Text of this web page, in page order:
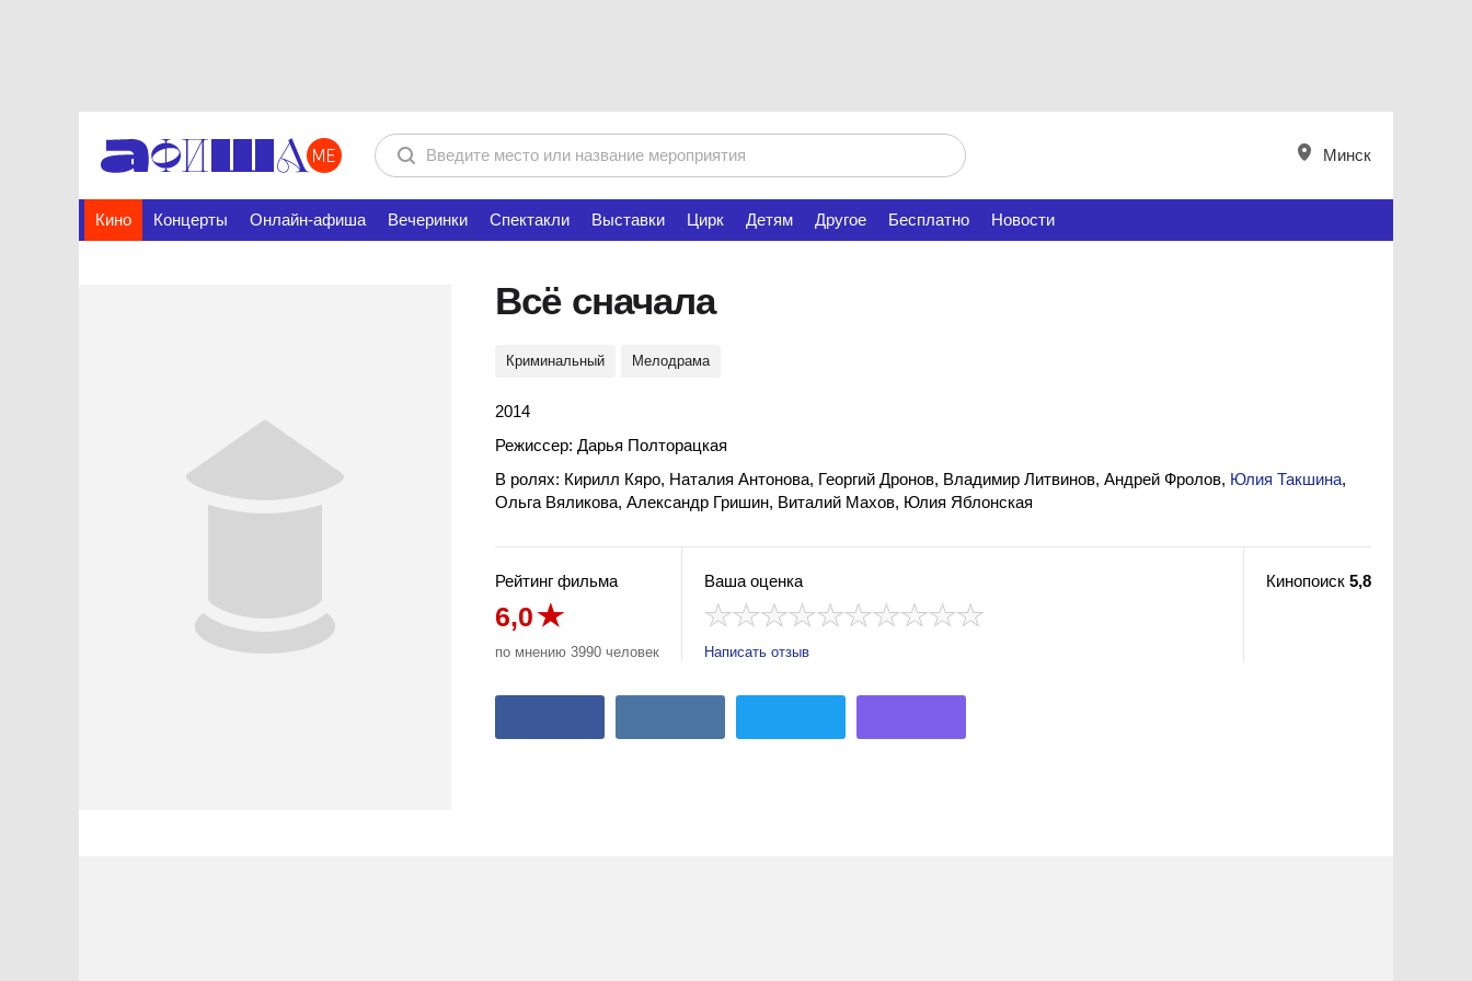
Минск
Кино Концерты Онлайн-афиша Вечеринки Спектакли Выставки Цирк Детям Другое Бесплатно Новости
Всё сначала
Криминальный Мелодрама
2014
Режиссер: Дарья Полторацкая
В ролях: Кирилл Кяро, Наталия Антонова, Георгий Дронов, Владимир Литвинов, Андрей Фролов, Юлия Такшина,
Ольга Вяликова, Александр Гришин, Виталий Махов, Юлия Яблонская
Рейтинг фильма
6,0
по мнению 3990 человек
Ваша оценка
2 звезды
Написать отзыв
Кинопоиск 5,8